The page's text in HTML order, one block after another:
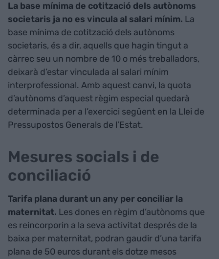
La base mínima de cotització dels autònoms
societaris ja no es vincula al salari mínim. La
base mínima de cotització dels autònoms
societaris, és a dir, aquells que hagin tingut a
càrrec seu un nombre de 10 o més treballadors,
deixarà d’estar vinculada al salari mínim
interprofessional. Amb aquest canvi, la quota
d’autònoms d’aquest règim especial quedarà
determinada per a l’exercici següent en la Llei de
Pressupostos Generals de l’Estat.
Mesures socials i de
conciliació
Tarifa plana durant un any per conciliar la
maternitat. Les dones en règim d’autònoms que
es reincorporin a la seva activitat després de la
baixa per maternitat, podran gaudir d’una tarifa
plana de 50 euros durant els dotze mesos